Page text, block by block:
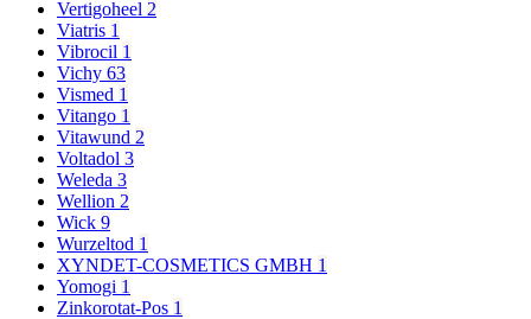
Vertigoheel 2
Viatris 1
Vibrocil 1
Vichy 63
Vismed 1
Vitango 1
Vitawund 2
Voltadol 3
Weleda 3
Wellion 2
Wick 9
Wurzeltod 1
XYNDET-COSMETICS GMBH 1
Yomogi 1
Zinkorotat-Pos 1